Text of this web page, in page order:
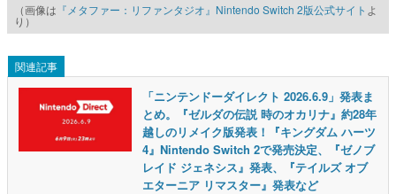
（画像は 『メタファー：リファンタジオ』Nintendo Switch 2版公式サイト よ
り）
関連記事
「ニンテンドーダイレクト 2026.6.9」発表ま
とめ。『ゼルダの伝説 時のオカリナ』約28年
越しのリメイク版発表！『キングダム ハーツ
4』Nintendo Switch 2で発売決定、『ゼノブ
レイド ジェネシス』発表、『テイルズ オブ
エターニア リマスター』発表など